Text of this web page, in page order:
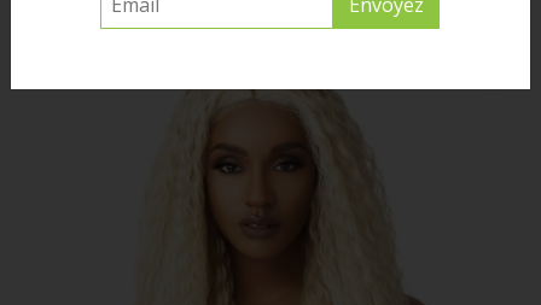
Accueil Brazilian Boutique - Super Wave